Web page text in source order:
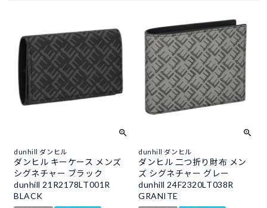
dunhill ダンヒル
ダンヒル キーケース メンズ
シグネチャー ブラック
dunhill 21R2178LT001R
BLACK
dunhill ダンヒル
ダンヒル 二つ折り財布 メン
ズ シグネチャー グレー
dunhill 24F2320LT038R
GRANITE